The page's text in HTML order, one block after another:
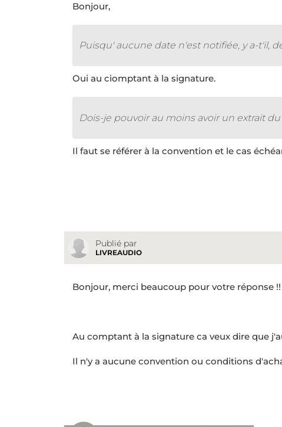
Bonjour,
Puisqu' aucune date n'est notifiée, y a-t'il,
Oui au ciomptant à la signature.
Dois-je pouvoir au moins avoir un extrait
Il faut se référer à la convention et le cas
Publié par
LIVREAUDIO
Bonjour, merci beaucoup pour votre réponse !!
Au comptant à la signature ca veux dire que
Il n'y a aucune convention ou conditions